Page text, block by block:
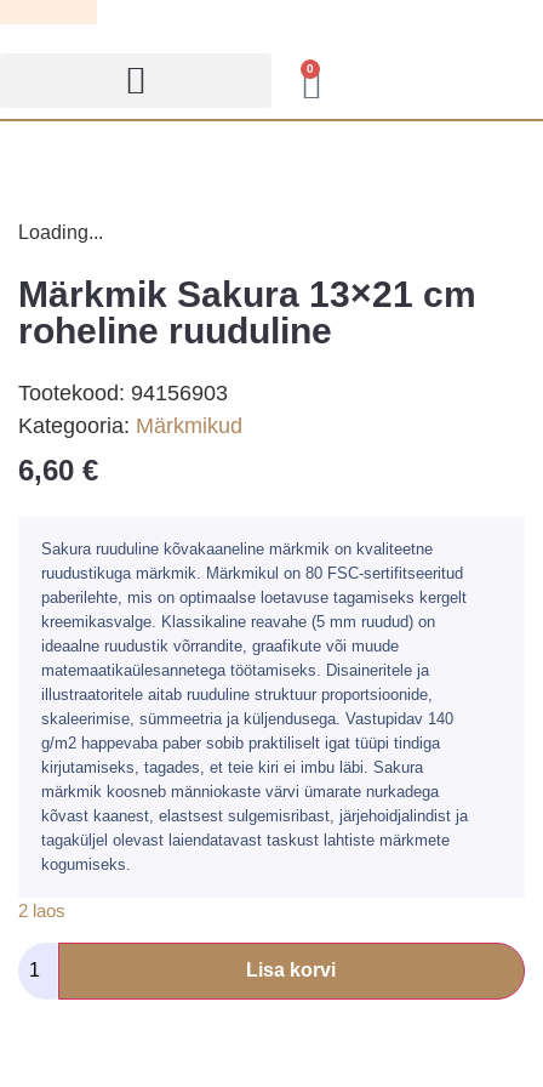
0
Loading...
Märkmik Sakura 13×21 cm
roheline ruuduline
Tootekood: 94156903
Kategooria: Märkmikud
6,60 €
Sakura ruuduline kõvakaaneline märkmik on kvaliteetne
ruudustikuga märkmik. Märkmikul on 80 FSC-sertifitseeritud
paberilehte, mis on optimaalse loetavuse tagamiseks kergelt
kreemikasvalge. Klassikaline reavahe (5 mm ruudud) on
ideaalne ruudustik võrrandite, graafikute või muude
matemaatikaülesannetega töötamiseks. Disaineritele ja
illustraatoritele aitab ruuduline struktuur proportsioonide,
skaleerimise, sümmeetria ja küljendusega. Vastupidav 140
g/m2 happevaba paber sobib praktiliselt igat tüüpi tindiga
kirjutamiseks, tagades, et teie kiri ei imbu läbi. Sakura
märkmik koosneb männiokaste värvi ümarate nurkadega
kõvast kaanest, elastsest sulgemisribast, järjehoidjalindist ja
tagaküljel olevast laiendatavast taskust lahtiste märkmete
kogumiseks.
2 laos
Lisa korvi